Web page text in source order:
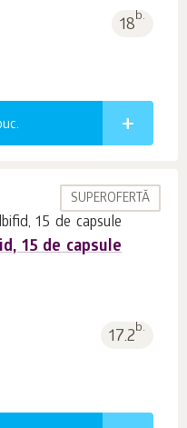
18b.
SUPEROFERTĂ
15 de capsule
17.2b.